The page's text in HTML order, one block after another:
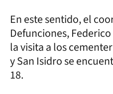
En este sentido, el
Defunciones,
la visita a los
y San Isidro se
18.